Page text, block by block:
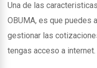
Una de las
OBUMA, es que puedes
gestionar las
tengas acceso a internet.